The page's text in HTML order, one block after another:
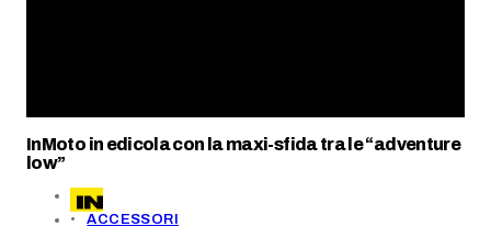
InMoto in edicola con la maxi-sfida tra le “adventure
low”
ACCESSORI